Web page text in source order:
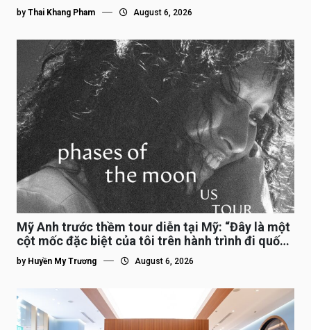
by Thai Khang Pham August 6, 2026
Mỹ Anh trước thềm tour diễn tại Mỹ: “Đây là một
cột mốc đặc biệt của tôi trên hành trình đi quốc
tế”
by Huyền My Trương August 6, 2026